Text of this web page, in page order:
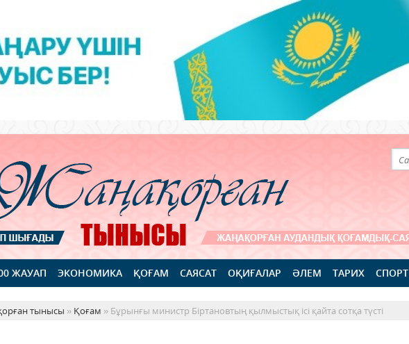
ЖАУАП ЭКОНОМИКА ҚОҒАМ САЯСАТ ОҚИҒАЛАР ӘЛЕМ ТАРИХ СПОРТ
тынысы » Қоғам » Бұрынғы министр Біртановтың қылмыстық ісі қайта сотқа түсті